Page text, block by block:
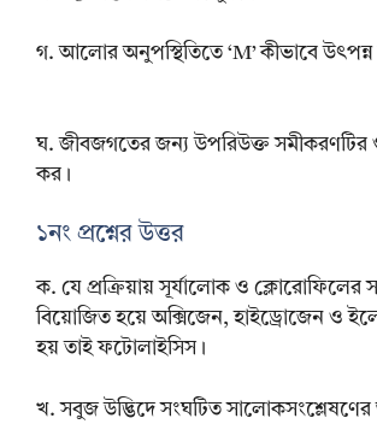
গ. আলোর অনুপস্থিতিতে ‘M’ কীভাবে উৎপন্ন
ঘ. জীবজগতের জন্য উপরিউক্ত সমীকরণটির
কর।
১নং প্রশ্নের উত্তর
ক. যে প্রক্রিয়ায় সূর্যালোক ও ক্লোরোফিলের
বিয়োজিত হয়ে অক্সিজেন, হাইড্রোজেন ও
হয় তাই ফটোলাইসিস।
খ. সবুজ উদ্ভিদে সংঘটিত সালোকসংশ্লেষণের